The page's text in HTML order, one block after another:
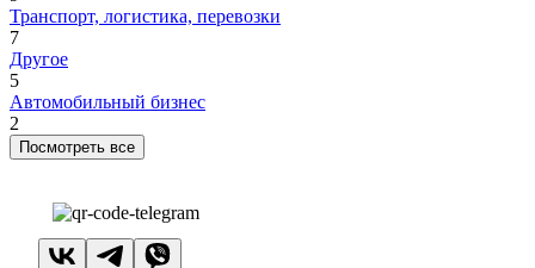
Транспорт, логистика, перевозки
7
Другое
5
Автомобильный бизнес
2
Посмотреть все